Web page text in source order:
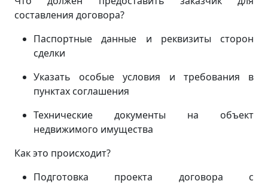
составления договора?
Паспортные данные и реквизиты сторон
сделки
Указать особые условия и требования в
пунктах соглашения
Технические документы на объект
недвижимого имущества
Как это происходит?
Подготовка проекта договора с